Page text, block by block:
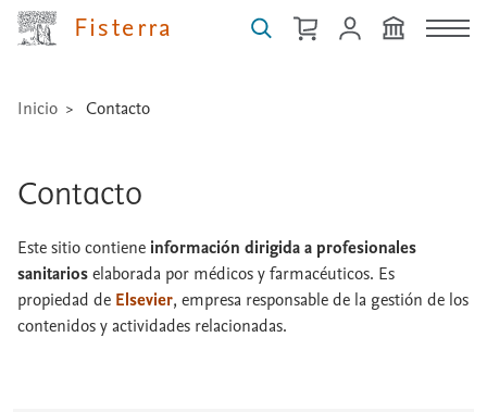
Fisterra
Inicio Contacto
Contacto
Este sitio contiene información dirigida a profesionales
sanitarioselaborada por médicos y farmacéuticos. Es
propiedad de Elsevier, empresa responsable de la gestión de los
contenidos y actividades relacionadas.